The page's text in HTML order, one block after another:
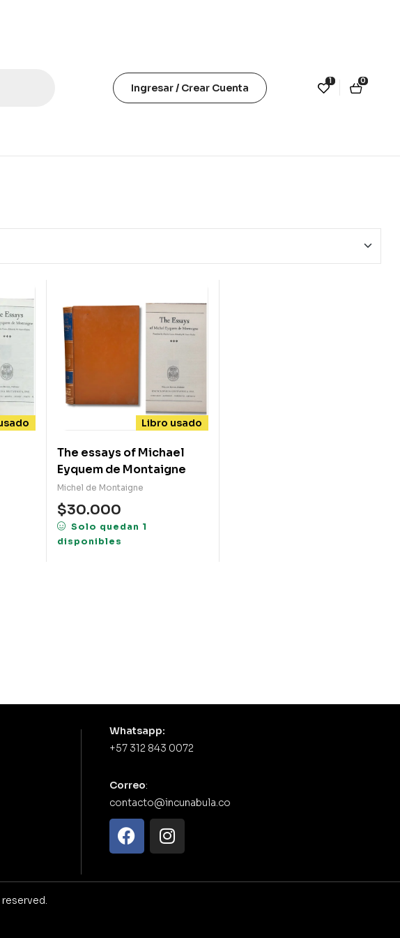
Ingresar / Crear Cuenta
1 0
Libro usado
The essays of Michael
Eyquem de Montaigne
Michel de Montaigne
$30.000
Solo quedan 1
disponibles
Whatsapp:
+57 312 843 0072
Correo:
contacto@incunabula.co